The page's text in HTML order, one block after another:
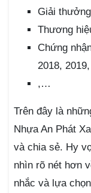
Giải
Thương
Chứng
2018,
,…
Trên đây là
Nhựa An Phát
và chia sẻ. Hy
nhìn rõ nét hơn
nhắc và lựa